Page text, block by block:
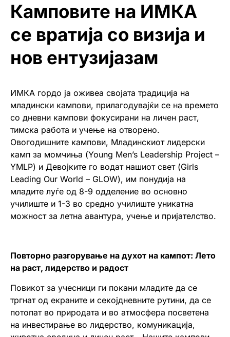
Камповите на ИМКА
се вратија со визија и
нов ентузијазам
ИМКА гордо ја оживеа својата традиција на
младински кампови, прилагодувајќи се на времето
со дневни кампови фокусирани на личен раст,
тимска работа и учење на отворено.
Овогодишните кампови, Младинскиот лидерски
камп за момчиња (Young Men’s Leadership Project –
YMLP) и Девојките го водат нашиот свет (Girls
Leading Our World – GLOW), им понудија на
младите луѓе од 8-9 одделение во основно
училиште и 1-3 во средно училиште уникатна
можност за летна авантура, учење и пријателство.
Повторно разгорување на духот на кампот: Лето
на раст, лидерство и радост
Повикот за учесници ги покани младите да се
тргнат од екраните и секојдневните рутини, да се
потопат во природата и во атмосфера посветена
на инвестирање во лидерство, комуникација,